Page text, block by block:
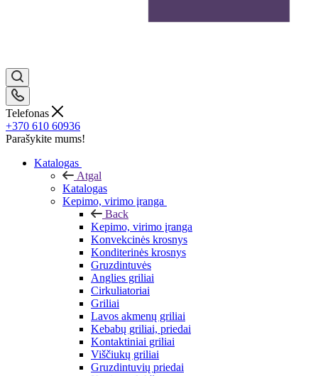
Telefonas
+370 610 60936
Parašykite mums!
Katalogas
Atgal
Katalogas
Kepimo, virimo įranga
Back
Kepimo, virimo įranga
Konvekcinės krosnys
Konditerinės krosnys
Gruzdintuvės
Anglies griliai
Cirkuliatoriai
Griliai
Lavos akmenų griliai
Kebabų griliai, priedai
Kontaktiniai griliai
Viščiukų griliai
Gruzdintuvių priedai